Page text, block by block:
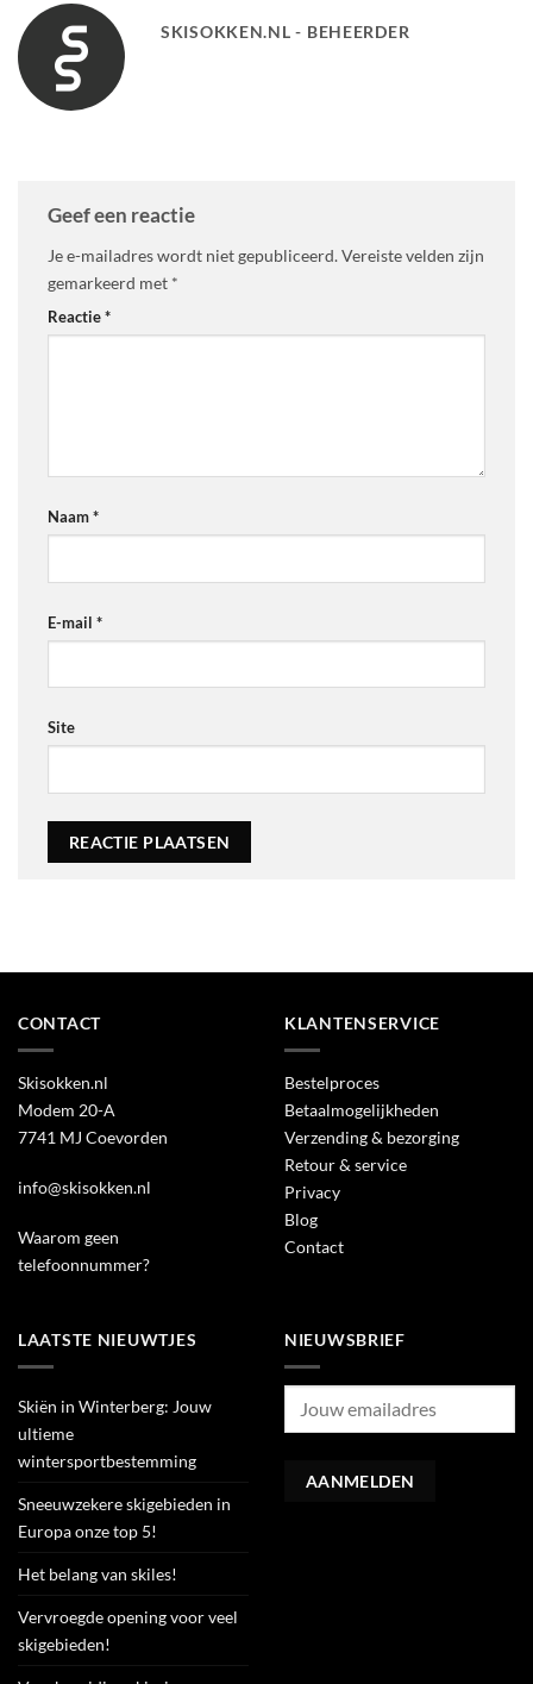
SKISOKKEN.NL - BEHEERDER
Geef een reactie
Je e-mailadres wordt niet gepubliceerd.Vereiste velden zijn
gemarkeerd met *
Reactie*
Naam*
E-mail *
Site
CONTACT
Skisokken.nl
Modem 20-A
7741 MJ Coevorden
info@skisokken.nl
Waarom geen
telefoonnummer?
KLANTENSERVICE
Bestelproces
Betaalmogelijkheden
Verzending & bezorging
Retour & service
Privacy
Blog
Contact
LAATSTE NIEUWTJES
Skiën in Winterberg: Jouw
ultieme
wintersportbestemming
Sneeuwzekere skigebieden in
Europa onze top 5!
Het belang van skiles!
Vervroegde opening voor veel
skigebieden!
NIEUWSBRIEF